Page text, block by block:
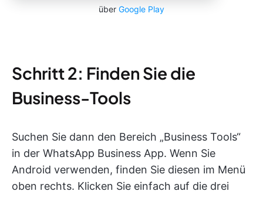
über Google Play
Schritt 2: Finden Sie die
Business-Tools
Suchen Sie dann den Bereich „Business Tools“
in der WhatsApp Business App. Wenn Sie
Android verwenden, finden Sie diesen im Menü
oben rechts. Klicken Sie einfach auf die drei